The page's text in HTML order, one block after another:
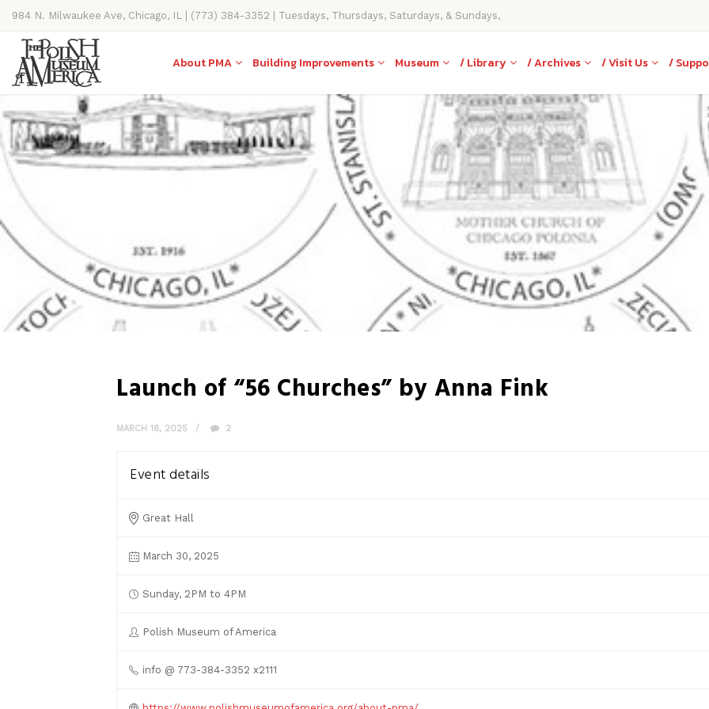
984 N. Milwaukee Ave, Chicago, IL | (773) 384-3352 | Tuesdays, Thursdays, Saturdays, & Sundays,
11AM-4PM
About PMA Building Improvements Museum / Library / Archives / Visit Us /
Launch of “56 Churches” by Anna Fink
MARCH 18, 2025 2
Event details
Great Hall
March 30, 2025
Sunday, 2PM to 4PM
Polish Museum of America
info @ 773-384-3352 x2111